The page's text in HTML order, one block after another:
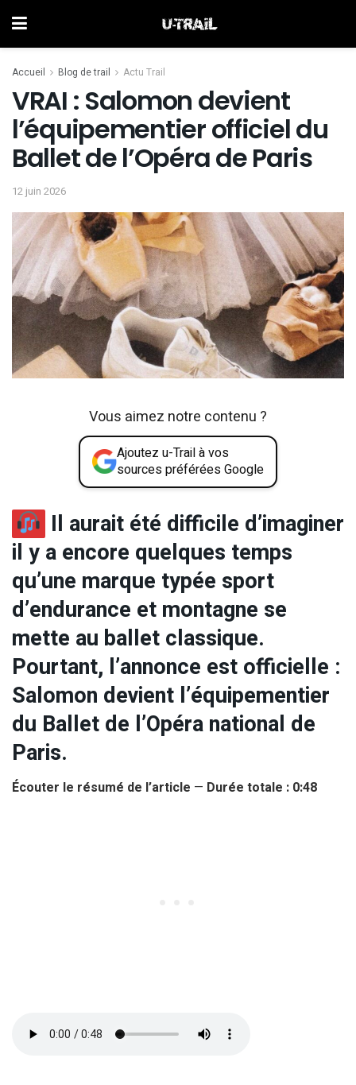
Accueil Blog de trail Actu Trail
VRAI : Salomon devient
l’équipementier officiel du
Ballet de l’Opéra de Paris
12 juin 2026
Vous aimez notre contenu ?
Ajoutez u-Trail à vos
sources préférées Google
Il aurait été difficile d’imaginer
il y a encore quelques temps
qu’une marque typée sport
d’endurance et montagne se
mette au ballet classique.
Pourtant, l’annonce est officielle :
Salomon devient l’équipementier
du Ballet de l’Opéra national de
Paris.
Écouter le résumé de l’article — Durée totale : 0:48